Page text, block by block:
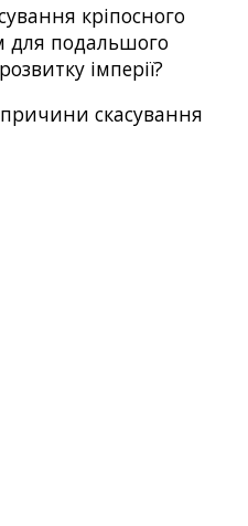
кріпосного
для подальшого
імперії?
скасування